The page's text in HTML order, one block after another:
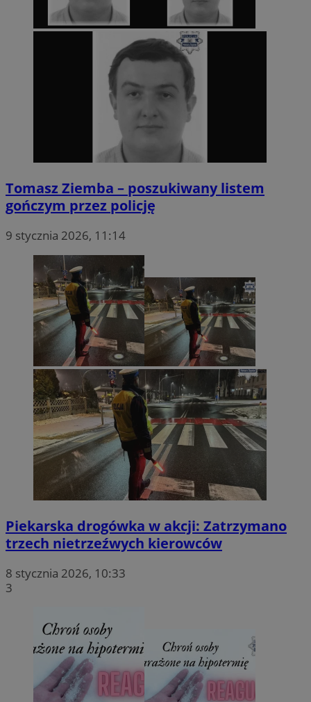
Tomasz Ziemba – poszukiwany listem
gończym przez policję
9 stycznia 2026, 11:14
Piekarska drogówka w akcji: Zatrzymano
trzech nietrzeźwych kierowców
8 stycznia 2026, 10:33
3